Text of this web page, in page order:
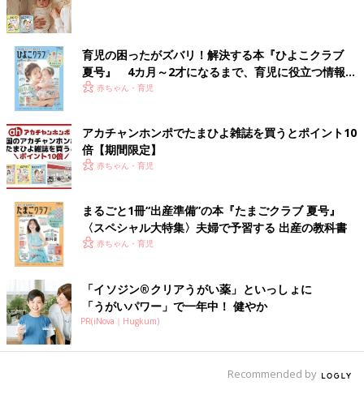
縦型全自動洗濯機は、平面に設置した場合には、底面のすき間か
ら手や足が入らない構造となっていますので、ふたなどはなく回
せん）
――事故を防ぐには、どうしたらいいのでしょうか。
山中 家庭でできる対策としては、防水パンと縦型全自動洗濯機
の間にすき間ができないようにすることが大切ですし、すき間が
ある場合には、専用プレートなどでしっかりすき間をふさぐこと
が必要です。メーカー側も、洗濯機の下のほうには「本体の下に
手足などを入れない（手足を切るおそれ）」などシールを貼って
注意喚起していますが、手足が入らないような構造を考えてほし
いです。
――この事故は、大人でも起きているようですが。
山中 落とした洗濯物を拾うために、運転中の縦型全自動洗濯機
の下に手を入れて指を骨折したり、切ったりしている報告もあり
ます。子どもだけでなく、ママやパパも注意が必要です。
ドラム式洗濯機の中に、閉じ込められて窒息する事
育児の困ったがズバリ！解決する本『ひよこクラブ
夏号』 4カ月～2才になるまで、育児に役立つ情報が
いっぱい！
赤ちゃん・育児
アカチャンホンポでたまひよ雑誌を買うとポイント10
倍【期間限定】
赤ちゃん・育児
まるごと1冊“出産準備”の本『たまごクラブ 夏号』
〈スペシャル大特集〉夫婦で予習する 出産の教科書
赤ちゃん・育児
「イソジン®クリアうがい薬」といっしょに
「うがいパワー」で一年中！ 健やか
PR(iNova｜Hugkum)
Recommended by